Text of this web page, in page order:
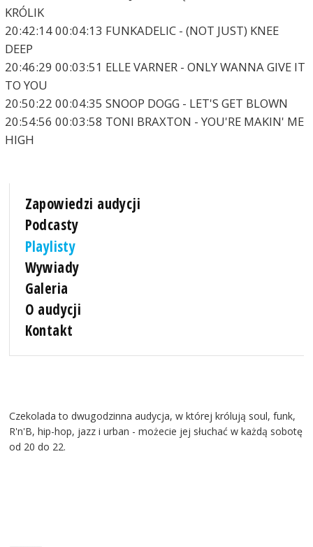
KRÓLIK
20:42:14 00:04:13 FUNKADELIC - (NOT JUST) KNEE
DEEP
20:46:29 00:03:51 ELLE VARNER - ONLY WANNA GIVE IT
TO YOU
20:50:22 00:04:35 SNOOP DOGG - LET'S GET BLOWN
20:54:56 00:03:58 TONI BRAXTON - YOU'RE MAKIN' ME
HIGH
Zapowiedzi audycji
Podcasty
Playlisty
Wywiady
Galeria
O audycji
Kontakt
Czekolada to dwugodzinna audycja, w której królują soul, funk,
R'n'B, hip-hop, jazz i urban - możecie jej słuchać w każdą sobotę
od 20 do 22.